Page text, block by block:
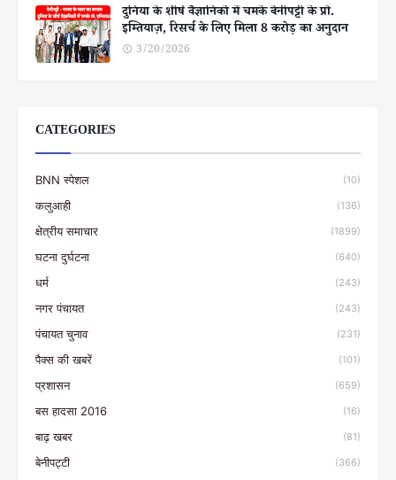
दुनिया के शीर्ष वैज्ञानिकों में चमके बेनीपट्टी के प्रो.
इम्तियाज़, रिसर्च के लिए मिला 8 करोड़ का अनुदान
3/20/2026
CATEGORIES
BNN स्पेशल (10)
कलुआही (136)
क्षेत्रीय समाचार (1899)
घटना दुर्घटना (640)
धर्म (243)
नगर पंचायत (243)
पंचायत चुनाव (231)
पैक्स की खबरें (101)
प्रशासन (659)
बस हादसा 2016 (16)
बाढ़ खबर (81)
बेनीपट्टी (366)